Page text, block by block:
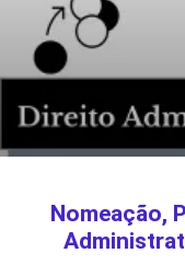
Nomeação,